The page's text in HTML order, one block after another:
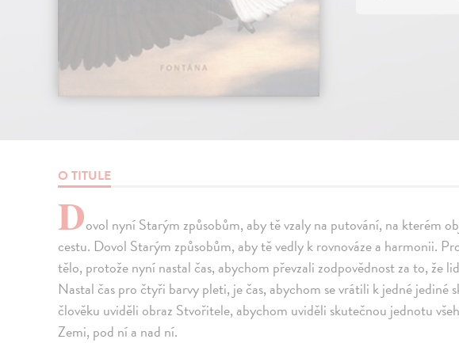
O TITULE
Dovol nyní Starým způsobům, aby tě vzaly na putování, na kterém
cestu. Dovol Starým způsobům, aby tě vedly k rovnováze a harmonii.
tělo, protože nyní nastal čas, abychom převzali zodpovědnost za to, že
Nastal čas pro čtyři barvy pleti, je čas, abychom se vrátili k jedné jediné
člověku uviděli obraz Stvořitele, abychom uviděli skutečnou jednotu
Zemi, pod ní a nad ní.